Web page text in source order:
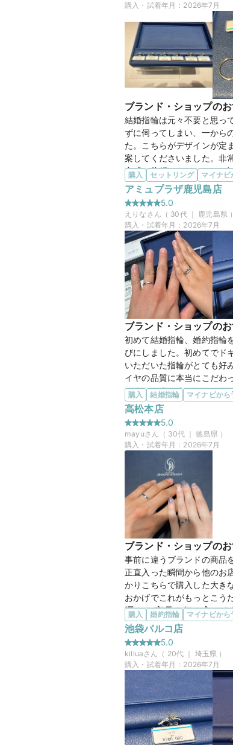
商品名
価格帯 20万円
マイナビ限定 来店特典
この店舗のおすすめ
条件クリアで最大
購入・試着年月： 2026年7月
ブランド・ショップの
結婚指輪は元々不要と思っ
ずに伺ってしまい、一から
た。こちらがデザインが定
案してくださいました。非
心感は信頼できるものでお
選んだ商品を気に入っ
まだ決定はしていないので
ライシさんに行っておきな
きそびれたので、次回詳細
この店舗の良かったと
上に記載した通りですが、
押し付けがましくなく、程
うと感じます。
価格帯 20万円
マイナビ限定 来店特典
この店舗のおすすめ
条件クリアで最大
購入 セットリング マイナビ
アミュプラザ鹿児島店
5.0
えりな さん（ 30代 ｜ 鹿児島県）
購入・試着年月： 2026年7月
ブランド・ショップの
初めて結婚指輪、婚約指輪
びにしました。初めてでド
いただいた指輪がとても好
イヤの品質に本当にこだわ
しくてたまりませんでした
が過ぎていました。
選んだ商品を気に入った
婚約指輪から選んだのです
た。シンプルでかわいらし
た。年齢を重ねるとシワに
た。指輪ひとつひとつに名
商品名
価格帯 50万円
マイナビ限定 来店特典
この店舗のおすすめ特
条件クリアで最大65,000
購入 結婚指輪 マイナビから
高松本店
5.0
mayuさん（ 30代 ｜徳島県）
購入・試着年月： 2026年7月
ブランド・ショップの
事前に違うブランドの商品
正直入った瞬間から他のお
かりこちらで購入した大き
おかげでこれがもっとこう
選んだ商品を気に入っ
ミル打ちが入ったストレー
揃えられてるところが良か
この店舗の良かったとこ
わからないことや気になる
こちらの店舗は他ブラン
物でしたが、色々なサンプ
商品名
購入 婚約指輪 マイナビから
池袋パルコ店
5.0
killuaさん（ 20代 ｜ 埼玉県 ）
購入・試着年月： 2026年7月